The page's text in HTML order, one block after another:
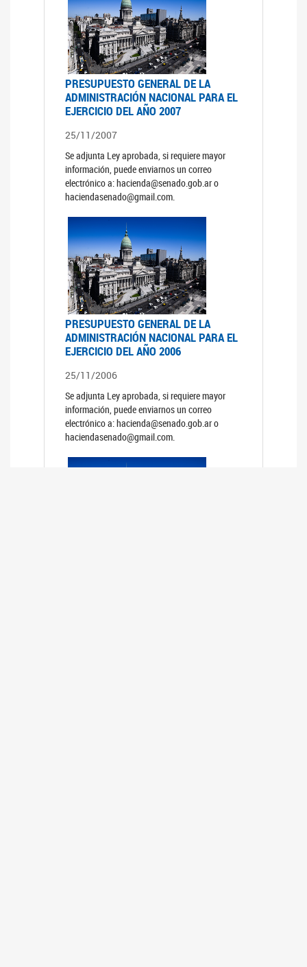
PRESUPUESTO GENERAL DE LA
ADMINISTRACIÓN NACIONAL PARA EL
EJERCICIO DEL AÑO 2007
25/11/2007
Se adjunta Ley aprobada, si requiere mayor
información, puede enviarnos un correo
electrónico a: hacienda@senado.gob.ar o
haciendasenado@gmail.com.
PRESUPUESTO GENERAL DE LA
ADMINISTRACIÓN NACIONAL PARA EL
EJERCICIO DEL AÑO 2006
25/11/2006
Se adjunta Ley aprobada, si requiere mayor
información, puede enviarnos un correo
electrónico a: hacienda@senado.gob.ar o
haciendasenado@gmail.com.